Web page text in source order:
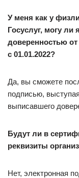
У меня как у
Госуслуг, могу ли
доверенностью от
с 01.01.2022?
Да, вы сможете
подписью,
выписавшего
Будут ли в
реквизиты
Нет, электронная